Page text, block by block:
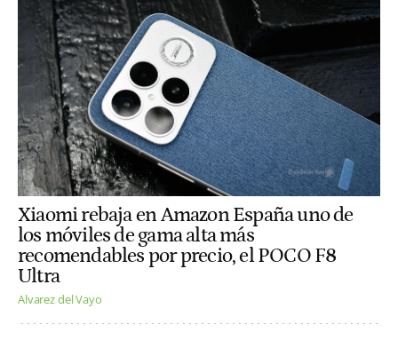
Xiaomi rebaja en Amazon España uno de
los móviles de gama alta más
recomendables por precio, el POCO F8
Ultra
Alvarez del Vayo